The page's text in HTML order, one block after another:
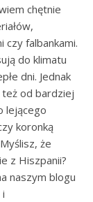
chętnie
falbankami.
do klimatu
dni. Jednak
od bardziej
lejącego
koronką
że
z Hiszpanii?
naszym blogu
i